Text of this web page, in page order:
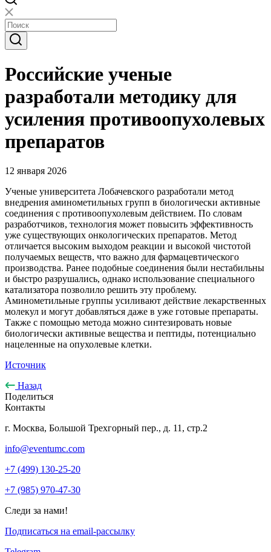
Российские ученые
разработали методику для
усиления противоопухолевых
препаратов
12 января 2026
Ученые университета Лобачевского разработали метод
внедрения аминометильных групп в биологически активные
соединения с противоопухолевым действием. По словам
разработчиков, технология может повысить эффективность
уже существующих онкологических препаратов. Метод
отличается высоким выходом реакции и высокой чистотой
получаемых веществ, что важно для фармацевтического
производства. Ранее подобные соединения были нестабильны
и быстро разрушались, однако использование специального
катализатора позволило решить эту проблему.
Аминометильные группы усиливают действие лекарственных
молекул и могут добавляться даже в уже готовые препараты.
Также с помощью метода можно синтезировать новые
биологически активные вещества и пептиды, потенциально
нацеленные на опухолевые клетки.
Источник
Назад
Поделиться
Контакты
г. Москва, Большой Трехгорный пер., д. 11, стр.2
info@eventumc.com
+7 (499) 130-25-20
+7 (985) 970-47-30
Следи за нами!
Подписаться на email-рассылку